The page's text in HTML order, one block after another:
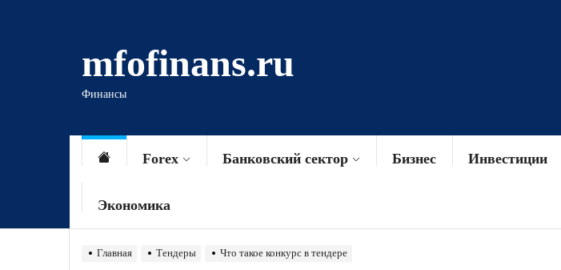
mfofinans.ru
Финансы
Forex Банковский сектор Бизнес Инвестиции
Экономика
Главная Тендеры Что такое конкурс в тендере